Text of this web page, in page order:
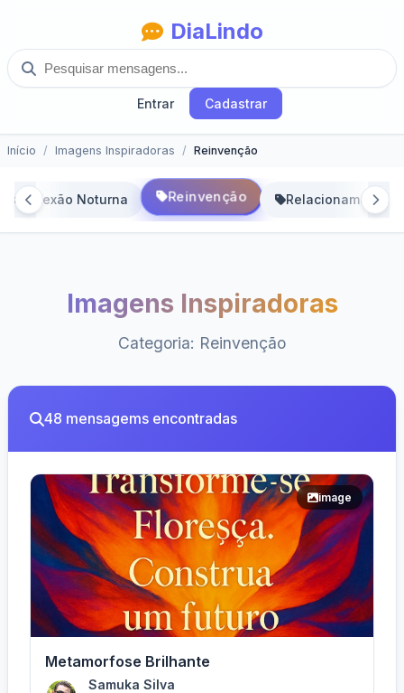
DiaLindo
Entrar Cadastrar
Início Imagens Inspiradoras Reinvenção
Reflexão Noturna Reinvenção Relacionamentos
Imagens Inspiradoras
Categoria: Reinvenção
48 mensagems encontradas
image
Metamorfose Brilhante
Samuka Silva